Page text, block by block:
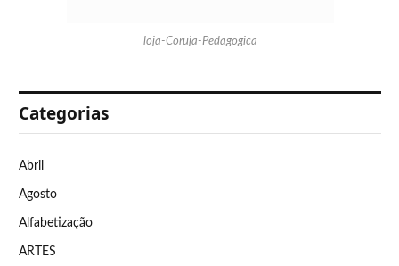
loja-Coruja-Pedagogica
Categorias
Abril
Agosto
Alfabetização
ARTES